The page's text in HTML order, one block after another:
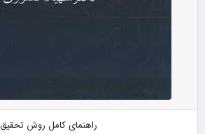
راهنمای کامل روش تحقیق